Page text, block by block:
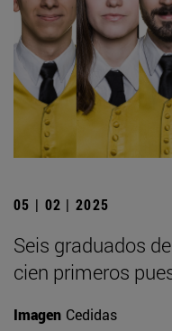
05 | 02 | 2025
Seis graduados
cien primeros
Imagen Cedidas